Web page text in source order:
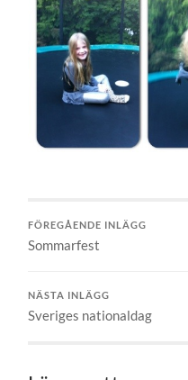
FÖREGÅENDE INLÄGG
Sommarfest
NÄSTA INLÄGG
Sveriges nationaldag